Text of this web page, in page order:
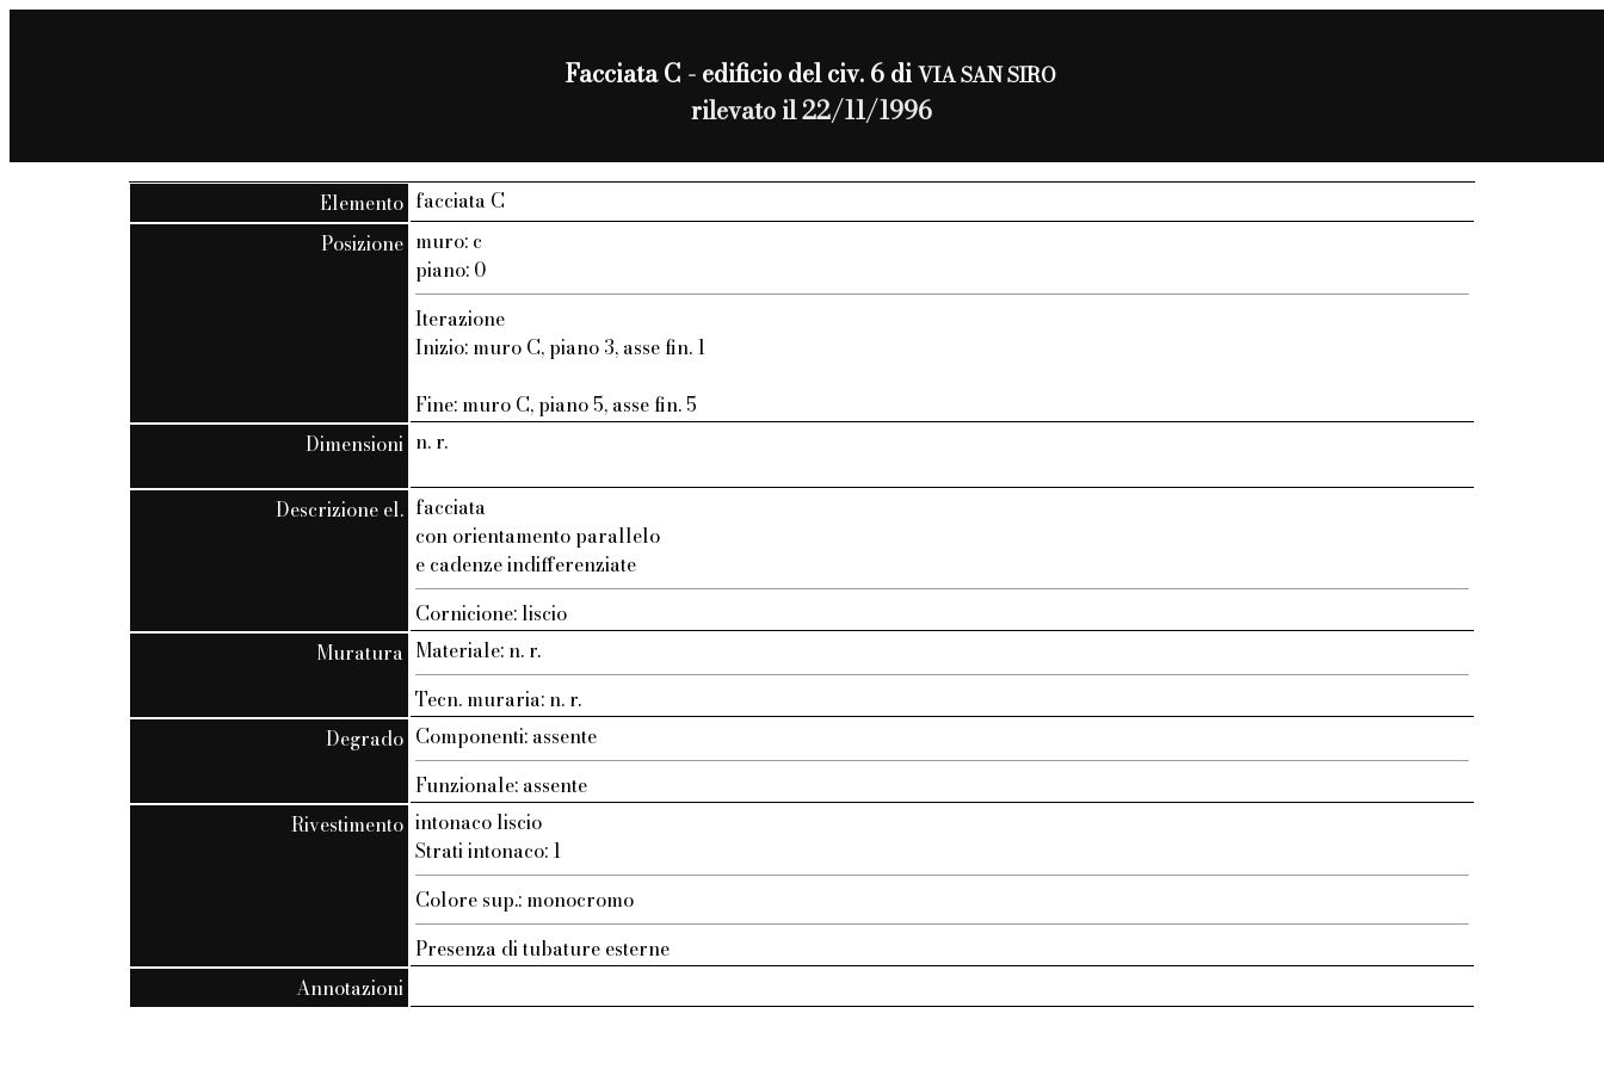
Facciata C - edificio del civ. 6 diVIA SAN SIRO
rilevato il 22/11/1996
Elemento facciata C
Posizione muro: c
piano: 0
Iterazione
Inizio: muro C, piano 3, asse fin. 1
Fine: muro C, piano 5, asse fin. 5
Dimensioni n. r.
Descrizione el. facciata
con orientamento parallelo
e cadenze indifferenziate
Cornicione: liscio
Muratura Materiale: n. r.
Tecn. muraria: n. r.
Degrado Componenti: assente
Funzionale: assente
Rivestimento intonaco liscio
Strati intonaco: 1
Colore sup.: monocromo
Presenza di tubature esterne
Annotazioni